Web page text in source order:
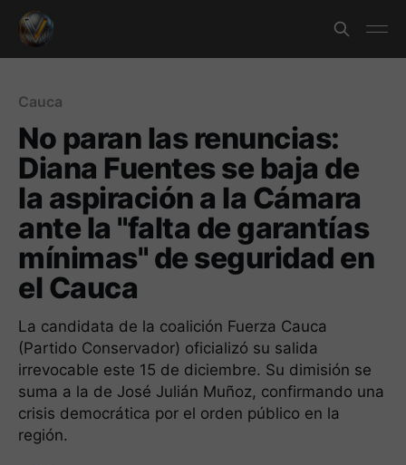
Cauca
No paran las renuncias:
Diana Fuentes se baja de
la aspiración a la Cámara
ante la "falta de garantías
mínimas" de seguridad en
el Cauca
La candidata de la coalición Fuerza Cauca
(Partido Conservador) oficializó su salida
irrevocable este 15 de diciembre. Su dimisión se
suma a la de José Julián Muñoz, confirmando una
crisis democrática por el orden público en la
región.